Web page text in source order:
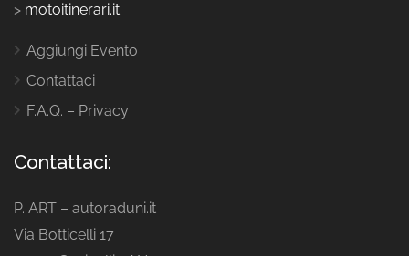
> motoitinerari.it
Aggiungi Evento
Contattaci
F.A.Q. – Privacy
Contattaci:
P. ART – autoraduni.it
Via Botticelli 17